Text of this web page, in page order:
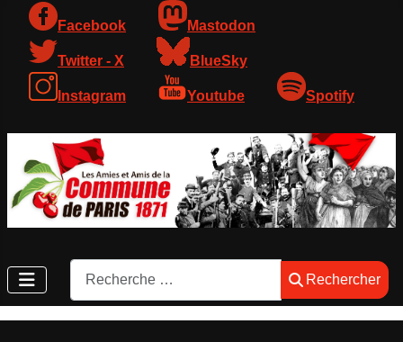
Facebook Mastodon
Twitter - X BlueSky
Instagram Youtube Spotify
Rechercher
Rechercher